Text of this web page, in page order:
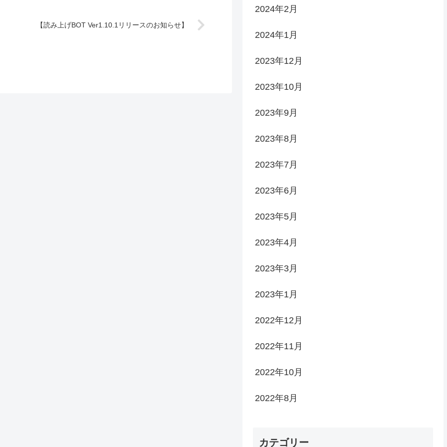
【読み上げBOT Ver1.10.1リリースのお知らせ】
2024年2月
2024年1月
2023年12月
2023年10月
2023年9月
2023年8月
2023年7月
2023年6月
2023年5月
2023年4月
2023年3月
2023年1月
2022年12月
2022年11月
2022年10月
2022年8月
カテゴリー